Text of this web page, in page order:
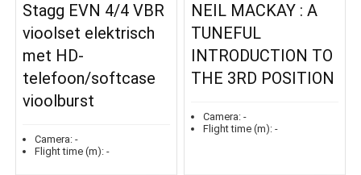
Stagg EVN 4/4 VBR
vioolset elektrisch
met HD-
telefoon/softcase
vioolburst
Camera: -
Flight time (m): -
NEIL MACKAY : A
TUNEFUL
INTRODUCTION TO
THE 3RD POSITION
Camera: -
Flight time (m): -